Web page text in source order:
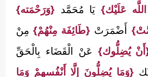
عَلَيْك} يَا مُحَمَّد {وَرَحْمَته}
أَضْمَرَتْ {طَائِفَة مِنْهُمْ}مِنْ
يُضِلُّوك} عَنْ الْقَضَاء بِالْحَقِّ
{وَمَا يُضِلُّونَ إلَّا أَنْفُسهمْ وَمَا